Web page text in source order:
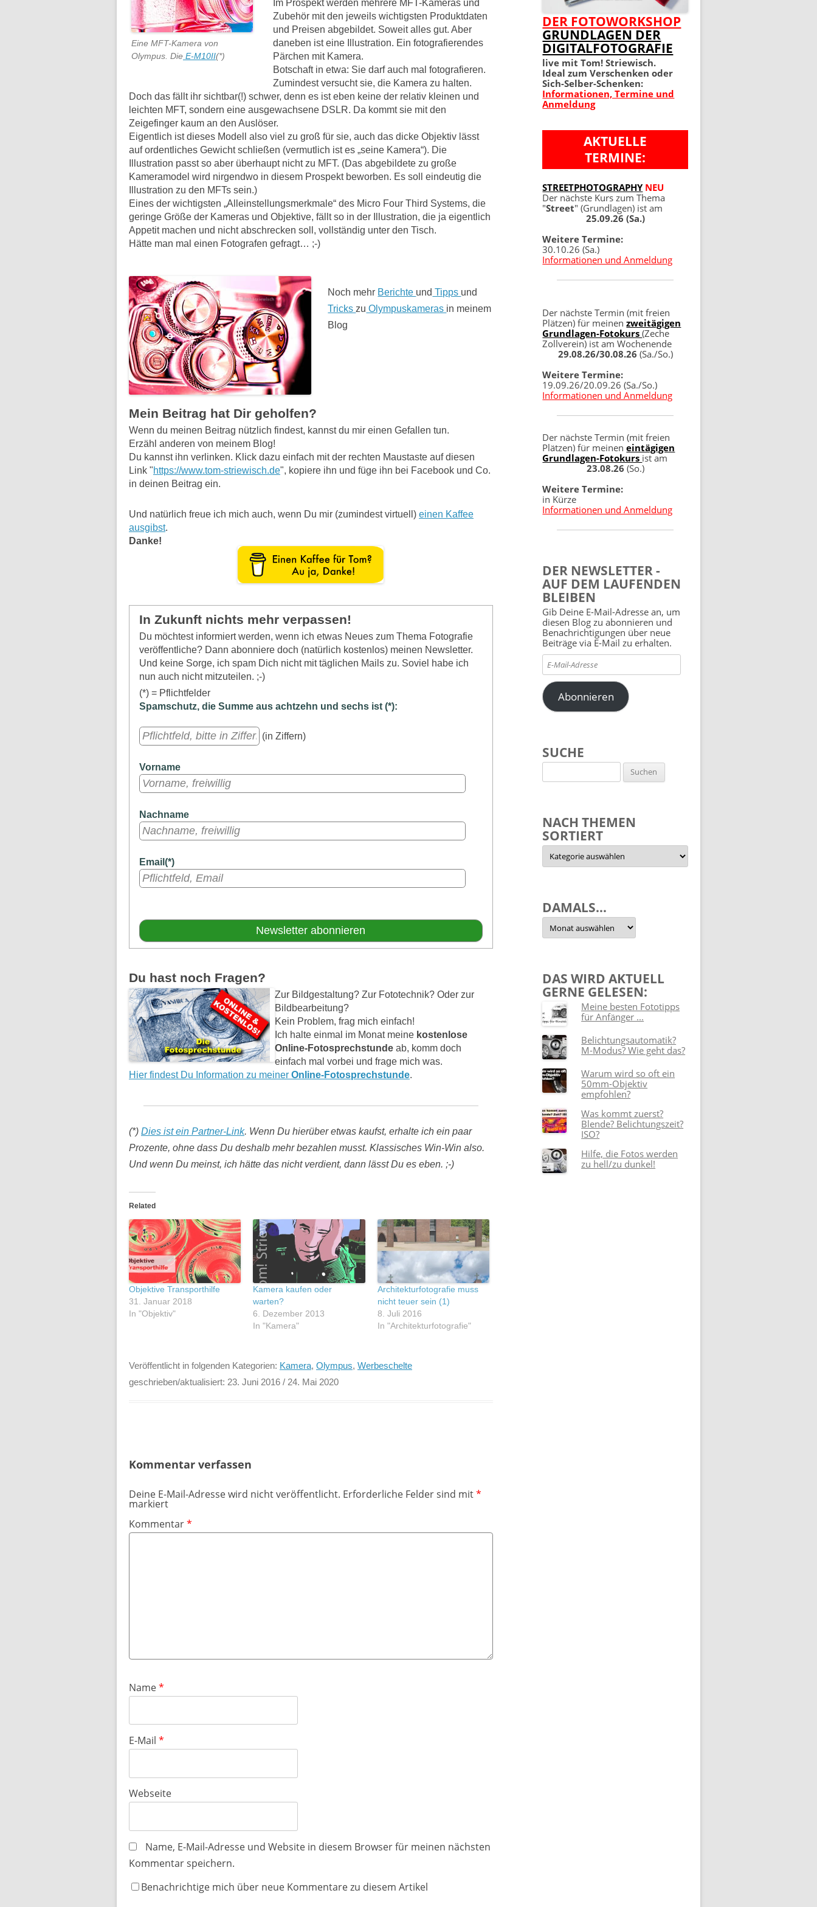
MEIN PERFEKTES FOTO 2.
AUFLAGE
100 TIPPS UND TRICKS 4.
AUFLAGE
SOZIALE NETZWERKE
TOM! UNTERSTÜTZEN
IMPRESSUM
DATENSCHUTZERKLÄRUNG
Eine MFT-Kamera von
Olympus. Die E-M10II(*)
Im Prospekt werden mehrere MFT-Kameras und
Zubehör mit den jeweils wichtigsten Produktdaten
und Preisen abgebildet. Soweit alles gut. Aber
daneben ist eine Illustration. Ein fotografierendes
Pärchen mit Kamera.
Botschaft in etwa: Sie darf auch mal fotografieren.
Zumindest versucht sie, die Kamera zu halten.
Doch das fällt ihr sichtbar(!) schwer, denn es ist eben keine der relativ kleinen und
leichten MFT, sondern eine ausgewachsene DSLR. Da kommt sie mit den
Zeigefinger kaum an den Auslöser.
Eigentlich ist dieses Modell also viel zu groß für sie, auch das dicke Objektiv lässt
auf ordentliches Gewicht schließen (vermutlich ist es „seine Kamera“). Die
Illustration passt so aber überhaupt nicht zu MFT. (Das abgebildete zu große
Kameramodel wird nirgendwo in diesem Prospekt beworben. Es soll eindeutig die
Illustration zu den MFTs sein.)
Eines der wichtigsten „Alleinstellungsmerkmale“ des Micro Four Third Systems, die
geringe Größe der Kameras und Objektive, fällt so in der Illustration, die ja eigentlich
Appetit machen und nicht abschrecken soll, vollständig unter den Tisch.
Hätte man mal einen Fotografen gefragt… ;-)
Noch mehr Berichte und Tipps und
Tricks zu Olympuskameras in meinem
Blog
Mein Beitrag hat Dir geholfen?
Wenn du meinen Beitrag nützlich findest, kannst du mir einen Gefallen tun.
Erzähl anderen von meinem Blog!
Du kannst ihn verlinken. Klick dazu einfach mit der rechten Maustaste auf diesen
Link "https://www.tom-striewisch.de", kopiere ihn und füge ihn bei Facebook und Co.
in deinen Beitrag ein.
Und natürlich freue ich mich auch, wenn Du mir (zumindest virtuell) einen Kaffee
ausgibst.
Danke!
In Zukunft nichts mehr verpassen!
Du möchtest informiert werden, wenn ich etwas Neues zum Thema Fotografie
veröffentliche? Dann abonniere doch (natürlich kostenlos) meinen Newsletter.
Und keine Sorge, ich spam Dich nicht mit täglichen Mails zu. Soviel habe ich
nun auch nicht mitzuteilen. ;-)
(*) = Pflichtfelder
Spamschutz, die Summe aus achtzehn und sechs ist (*):
(in Ziffern)
Vorname
Nachname
Email(*)
Du hast noch Fragen?
Zur Bildgestaltung? Zur Fototechnik? Oder zur
Bildbearbeitung?
Kein Problem, frag mich einfach!
Ich halte einmal im Monat meine kostenlose
Online-Fotosprechstundeab, komm doch
einfach mal vorbei und frage mich was.
Hier findest Du Information zu meiner Online-Fotosprechstunde.
(*) Dies ist ein Partner-Link. Wenn Du hierüber etwas kaufst, erhalte ich ein paar
Prozente, ohne dass Du deshalb mehr bezahlen musst. Klassisches Win-Win also.
Und wenn Du meinst, ich hätte das nicht verdient, dann lässt Du es eben. ;-)
Related
Objektive Transporthilfe
31. Januar 2018
In "Objektiv"
Kamera kaufen oder
warten?
6. Dezember 2013
In "Kamera"
Architekturfotografie muss
nicht teuer sein (1)
8. Juli 2016
In "Architekturfotografie"
Veröffentlicht in folgenden Kategorien: Kamera, Olympus, Werbeschelte
geschrieben/aktualisiert: 23. Juni 2016 / 24. Mai 2020
Kommentar verfassen
Deine E-Mail-Adresse wird nicht veröffentlicht. Erforderliche Felder sind mit*
markiert
Kommentar*
Name*
E-Mail *
Webseite
Name, E-Mail-Adresse und Website in diesem Browser für meinen nächsten
Kommentar speichern.
Benachrichtige mich über neue Kommentare zu diesem Artikel
DER FOTOWORKSHOP
GRUNDLAGEN DER
DIGITALFOTOGRAFIE
live mit Tom! Striewisch.
Ideal zum Verschenken oder
Sich-Selber-Schenken:
Informationen, Termine und
Anmeldung
AKTUELLE
TERMINE:
STREETPHOTOGRAPHY NEU
Der nächste Kurs zum Thema
"Street" (Grundlagen) ist am
25.09.26 (Sa.)
Weitere Termine:
30.10.26 (Sa.)
Informationen und Anmeldung
Der nächste Termin (mit freien
Plätzen) für meinenzweitägigen
Grundlagen-Fotokurs(Zeche
Zollverein) ist am Wochenende
29.08.26/30.08.26 (Sa./So.)
Weitere Termine:
19.09.26/20.09.26 (Sa./So.)
Informationen und Anmeldung
Der nächste Termin (mit freien
Plätzen) für meineneintägigen
Grundlagen-Fotokurs ist am
23.08.26 (So.)
Weitere Termine:
in Kürze
Informationen und Anmeldung
DER NEWSLETTER -
AUF DEM LAUFENDEN
BLEIBEN
Gib Deine E-Mail-Adresse an, um
diesen Blog zu abonnieren und
Benachrichtigungen über neue
Beiträge via E-Mail zu erhalten.
E-
Mail-
Adresse
Abonnieren
SUCHE
nach:
NACH THEMEN
SORTIERT
Nach
Themen
sortiert
DAMALS…
Damals…
DAS WIRD AKTUELL
GERNE GELESEN:
Meine besten Fototipps
für Anfänger ...
Belichtungsautomatik?
M-Modus? Wie geht das?
Warum wird so oft ein
50mm-Objektiv
empfohlen?
Was kommt zuerst?
Blende? Belichtungszeit?
ISO?
Hilfe, die Fotos werden
zu hell/zu dunkel!